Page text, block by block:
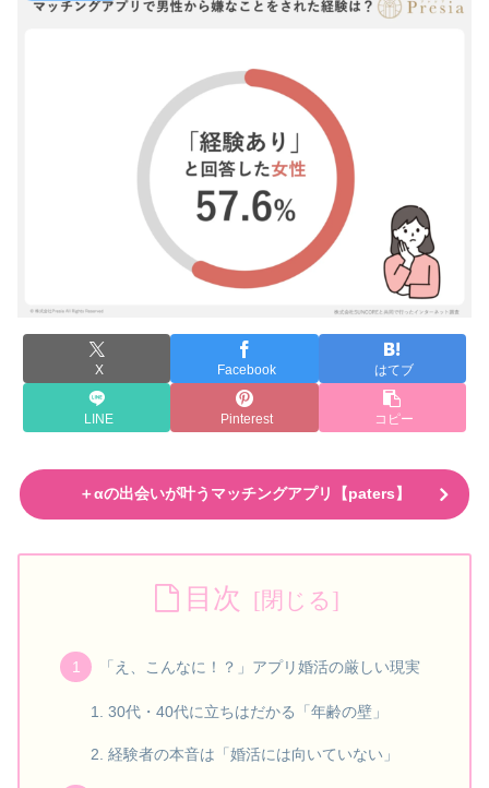
X Facebook はてブ
LINE Pinterest コピー
＋αの出会いが叶うマッチングアプリ【paters】
目次
「え、こんなに！？」アプリ婚活の厳しい現実
30代・40代に立ちはだかる「年齢の壁」
経験者の本音は「婚活には向いていない」